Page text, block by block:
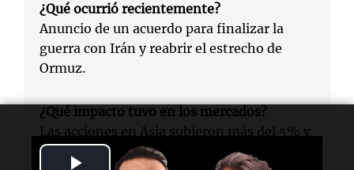
Play
¿Qué ocurrió recientemente?
Anuncio de un acuerdo para finalizar la
guerra con Irán y reabrir el estrecho de
Ormuz.
¿Qué impacto tuvo en los mercados?
Las acciones en Asia subieron más del 5% y
los precios del petróleo cayeron más de 3